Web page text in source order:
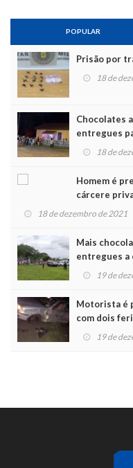
POPULAR
Prisão por
18 de
Chocolates
entregues
Noel
18 de
Homem é
cárcere
18 de dezembro de 2021
Mais
entregues a
19 de
Motorista é
com dois
19 de